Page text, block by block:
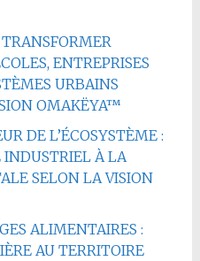
ENTREPRISES
URBAINS
OMAKËYA™
DE L’ÉCOSYSTÈME :
À LA
SELON LA VISION
ALIMENTAIRES :
AU TERRITOIRE